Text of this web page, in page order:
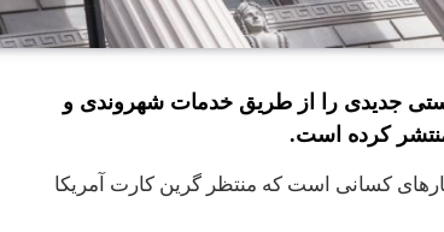
جدیدی را از طریق خدمات شهروندی و
کسانی است که منتظر گرین کارت آمریکا